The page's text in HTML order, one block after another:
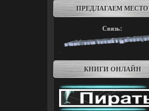
ПРЕДЛАГАЕМ МЕСТО
Связь:
КНИГИ ОНЛАЙН